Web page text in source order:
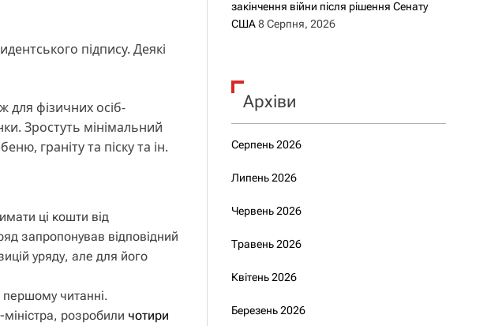
підпису. Деякі
для фізичних осіб-
Зростуть мінімальний
граніту та піску та ін.
ці кошти від
запропонував відповідний
уряду, але для його
читанні.
розробили чотири
закінчення війни після рішення Сенату
США 8 Серпня, 2026
Архіви
Серпень 2026
Липень 2026
Червень 2026
Травень 2026
Квітень 2026
Березень 2026